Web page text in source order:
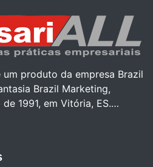
um produto da empresa Brazil
Brazil Marketing,
1991, em Vitória, ES.…